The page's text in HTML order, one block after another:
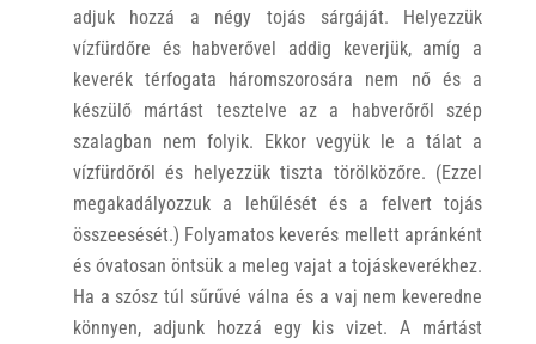
adjuk hozzá a négy tojás sárgáját. Helyezzük
vízfürdőre és habverővel addig keverjük, amíg a
keverék térfogata háromszorosára nem nő és a
készülő mártást tesztelve az a habverőről szép
szalagban nem folyik. Ekkor vegyük le a tálat a
vízfürdőről és helyezzük tiszta törölközőre. (Ezzel
megakadályozzuk a lehűlését és a felvert tojás
összeesését.) Folyamatos keverés mellett apránként
és óvatosan öntsük a meleg vajat a tojáskeverékhez.
Ha a szósz túl sűrűvé válna és a vaj nem keveredne
könnyen, adjunk hozzá egy kis vizet. A mártást